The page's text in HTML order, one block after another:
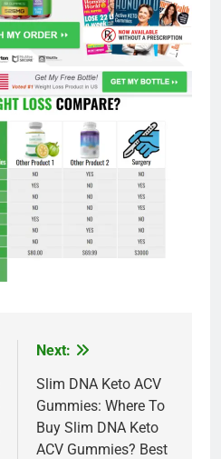
Next:
Slim DNA Keto ACV
Gummies: Where To
Buy Slim DNA Keto
ACV Gummies? Best